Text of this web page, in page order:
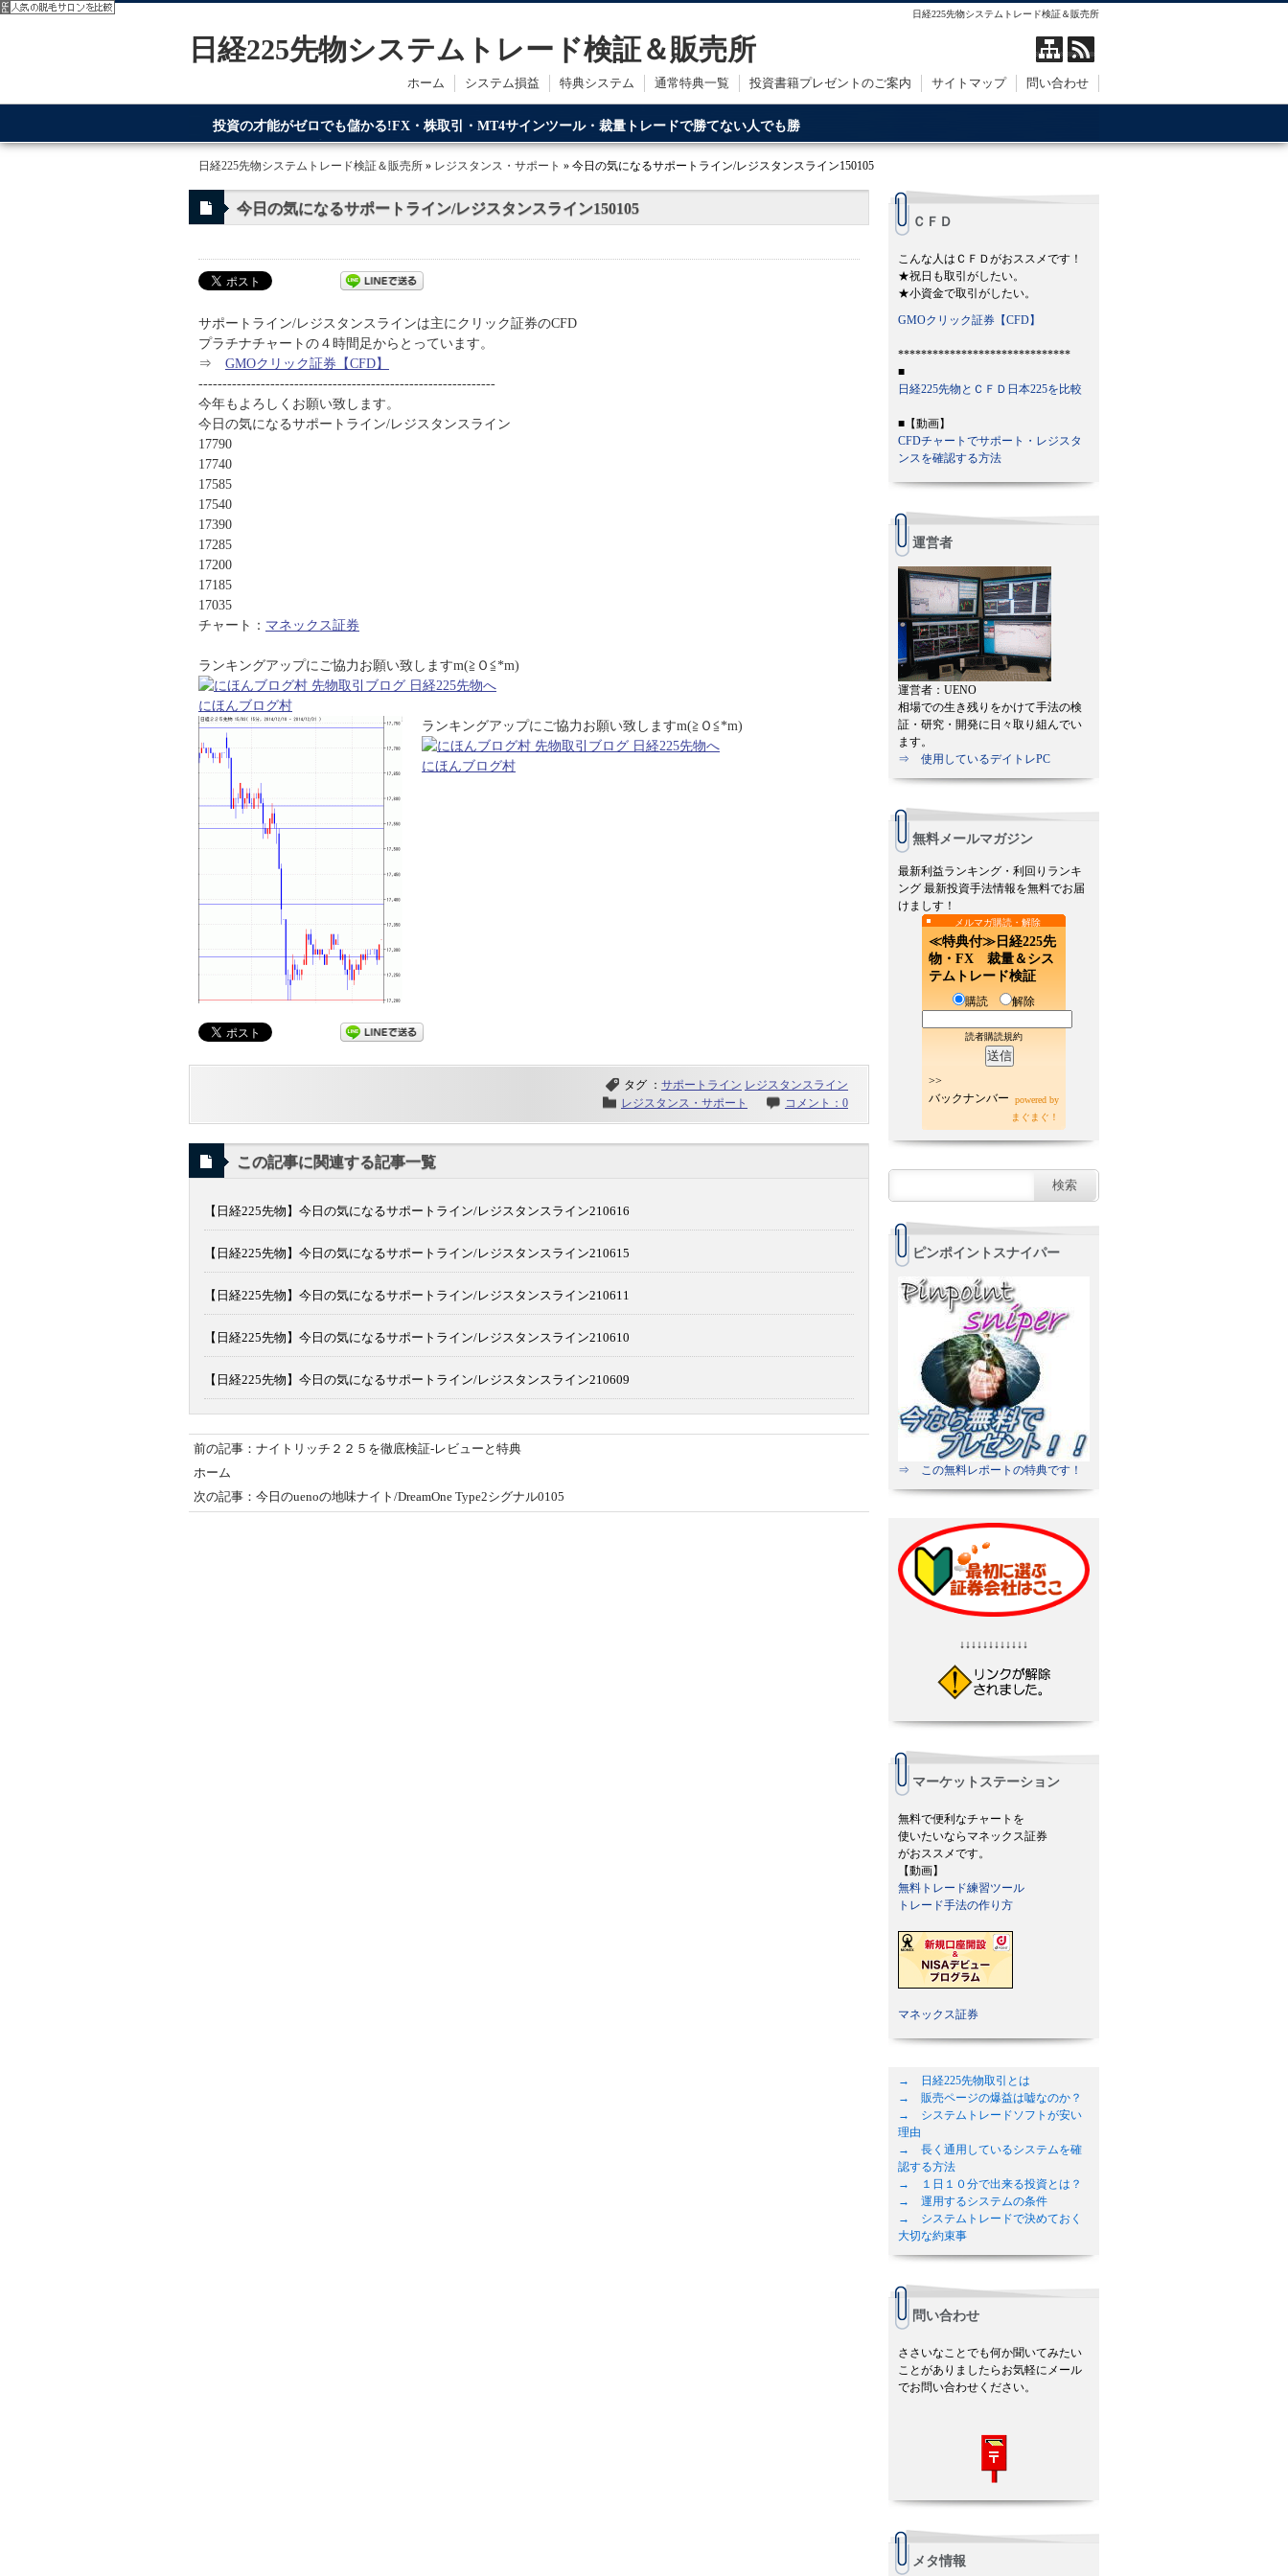
日経225先物システムトレード検証＆販売所
日経225先物システムトレード検証＆販売所
ホーム システム損益 特典システム 通常特典一覧 投資書籍プレゼントのご案内 サイトマップ 問い合わせ
投資の才能がゼロでも儲かる!FX・株取引・MT4サインツール・裁量トレードで勝てない人でも勝
てるのが日経225先物システムトレードです。
日経225先物システムトレード検証＆販売所 » レジスタンス・サポート » 今日の気になるサポートライン/レジスタンスライン150105
今日の気になるサポートライン/レジスタンスライン150105
サポートライン/レジスタンスラインは主にクリック証券のCFD
プラチナチャートの４時間足からとっています。
⇒ GMOクリック証券【CFD】
--------------------------------------------------------------
今年もよろしくお願い致します。
今日の気になるサポートライン/レジスタンスライン
17790
17740
17585
17540
17390
17285
17200
17185
17035
チャート： マネックス証券
ランキングアップにご協力お願い致しますm(≧Ｏ≦*m)
にほんブログ村
ランキングアップにご協力お願い致しますm(≧Ｏ≦*m)
にほんブログ村
タグ ： サポートライン レジスタンスライン
レジスタンス・サポート
コメント：0
この記事に関連する記事一覧
【日経225先物】今日の気になるサポートライン/レジスタンスライン210616
【日経225先物】今日の気になるサポートライン/レジスタンスライン210615
【日経225先物】今日の気になるサポートライン/レジスタンスライン210611
【日経225先物】今日の気になるサポートライン/レジスタンスライン210610
【日経225先物】今日の気になるサポートライン/レジスタンスライン210609
前の記事：ナイトリッチ２２５を徹底検証-レビューと特典
ホーム
次の記事：今日のuenoの地味ナイト/DreamOne Type2シグナル0105
ＣＦＤ
こんな人はＣＦＤがおススメです！
★祝日も取引がしたい。
★小資金で取引がしたい。
GMOクリック証券【CFD】
******************************
■
日経225先物とＣＦＤ日本225を比較
■【動画】
CFDチャートでサポート・レジスタ
ンスを確認する方法
運営者
運営者：UENO
相場での生き残りをかけて手法の検
証・研究・開発に日々取り組んでい
ます。
⇒ 使用しているデイトレPC
無料メールマガジン
最新利益ランキング・利回りランキ
ング 最新投資手法情報を無料でお届
けましす！
メルマガ購読・解除
≪特典付≫日経225先
物・FX 裁量＆シス
テムトレード検証
購読 解除
読者購読規約
>>
バックナンバー
powered by
まぐまぐ！
ピンポイントスナイパー
⇒ この無料レポートの特典です！
↓↓↓↓↓↓↓↓↓↓↓↓
マーケットステーション
無料で便利なチャートを
使いたいならマネックス証券
がおススメです。
【動画】
無料トレード練習ツール
トレード手法の作り方
マネックス証券
→ 日経225先物取引とは
→ 販売ページの爆益は嘘なのか？
→ システムトレードソフトが安い
理由
→ 長く通用しているシステムを確
認する方法
→ １日１０分で出来る投資とは？
→ 運用するシステムの条件
→ システムトレードで決めておく
大切な約束事
問い合わせ
ささいなことでも何か聞いてみたい
ことがありましたらお気軽にメール
でお問い合わせください。
メタ情報